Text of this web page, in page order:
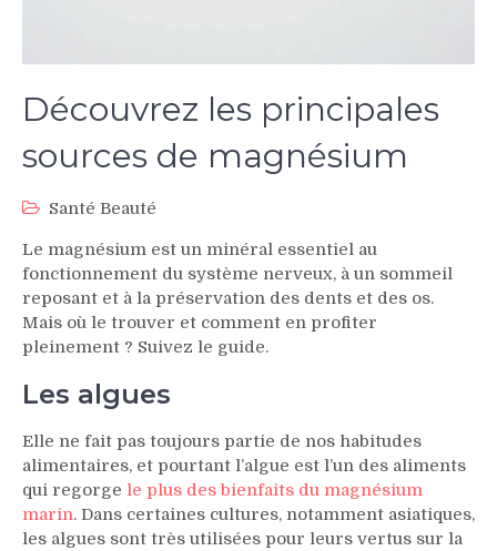
Découvrez les principales
sources de magnésium
Santé Beauté
Le magnésium est un minéral essentiel au
fonctionnement du système nerveux, à un sommeil
reposant et à la préservation des dents et des os.
Mais où le trouver et comment en profiter
pleinement ? Suivez le guide.
Les algues
Elle ne fait pas toujours partie de nos habitudes
alimentaires, et pourtant l’algue est l’un des aliments
qui regorge le plus des bienfaits du magnésium
marin. Dans certaines cultures, notamment asiatiques,
les algues sont très utilisées pour leurs vertus sur la